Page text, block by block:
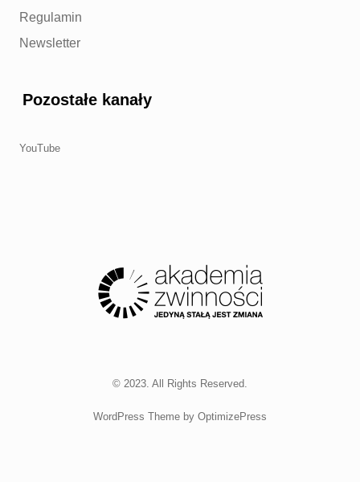
Regulamin
Newsletter
Pozostałe kanały
YouTube
© 2023. All Rights Reserved.
WordPress Theme by OptimizePress